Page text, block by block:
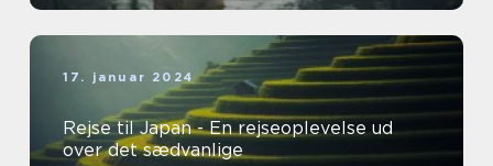
17. januar 2024
Rejse til Japan - En rejseoplevelse ud
over det sædvanlige